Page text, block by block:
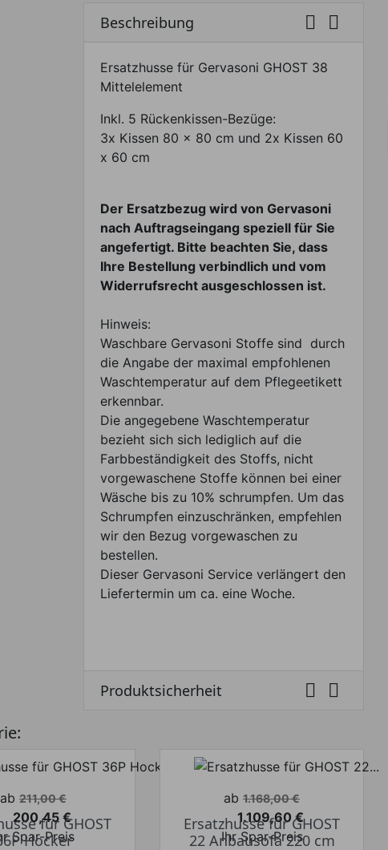
Beschreibung  
Ersatzhusse für Gervasoni GHOST 38
Mittelelement
Inkl. 5 Rückenkissen-Bezüge:
3x Kissen 80 x 80 cm und 2x Kissen 60
x 60 cm
Der Ersatzbezug wird von Gervasoni
nach Auftragseingang speziell für Sie
angefertigt. Bitte beachten Sie, dass
Ihre Bestellung verbindlich und vom
Widerrufsrecht ausgeschlossen ist.
Hinweis:
Waschbare Gervasoni Stoffe sind durch
die Angabe der maximal empfohlenen
Waschtemperatur auf dem Pflegeetikett
erkennbar.
Die angegebene Waschtemperatur
bezieht sich sich lediglich auf die
Farbbeständigkeit des Stoffs, nicht
vorgewaschene Stoffe können bei einer
Wäsche bis zu 10% schrumpfen. Um das
Schrumpfen einzuschränken, empfehlen
wir den Bezug vorgewaschen zu
bestellen.
Dieser Gervasoni Service verlängert den
Liefertermin um ca. eine Woche.
Produktsicherheit  
Verkaufspreis
ab 211,00 €
Preis
200,45 €
Spar-Preis
für GHOST
Hocker
Verkaufspreis
ab 1.168,00 €
Preis
1.109,60 €
Ihr Spar-Preis
Ersatzhusse für GHOST
22 Anbausofa 220 cm